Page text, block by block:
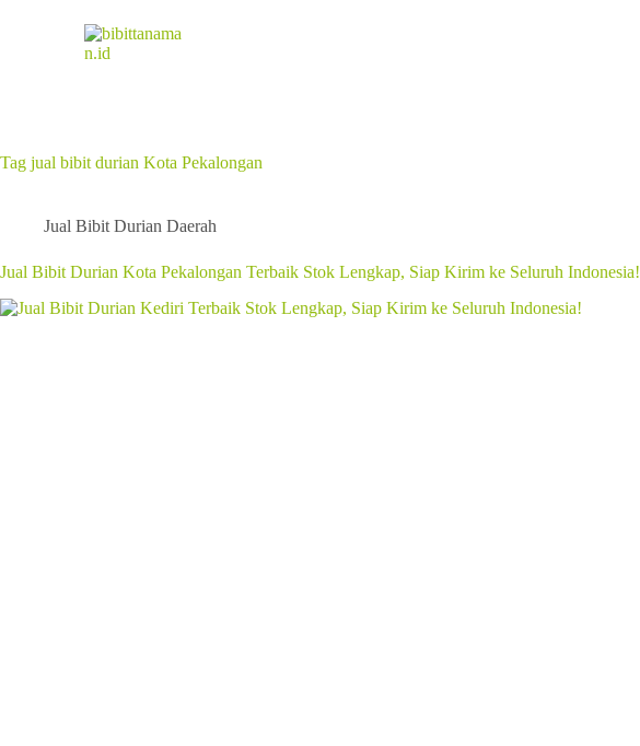
Tag jual bibit durian Kota Pekalongan
Jual Bibit Durian Daerah
Jual Bibit Durian Kota Pekalongan Terbaik Stok Lengkap, Siap Kirim ke Seluruh Indonesia!